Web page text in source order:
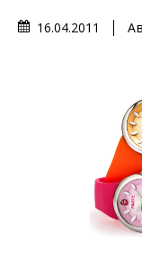
16.04.2011